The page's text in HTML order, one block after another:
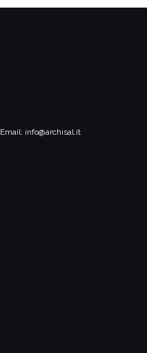
Email: info@archisal.it